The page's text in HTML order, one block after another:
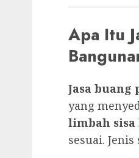
Apa Itu
Jasa
yang
limbah
sesuai.